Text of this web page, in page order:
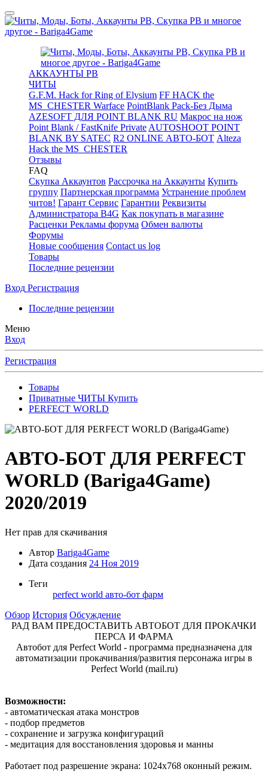
АККАУНТЫ PB
ЧИТЫ
G.F.M. Hack for Ring of Elysium FF HACK the
MS_CHESTER Warface PointBlank Pack-Без Дыма
AZESOFT ДЛЯ POINT BLANK RU Макрос на нож
Point Blank / FastKnife Private AUTOSHOOT POINT
BLANK BY SATEC R2 ONLINE АВТО-БОТ Alteza
Hack the MS_CHESTER
Отзывы
FAQ
Скупка Аккаунтов Рассрочка на Аккаунты Купить
группу Партнерская программа Устранение проблем
читов! Гарант Сервис Гарантии Реквизиты
Администратора B4G Как покупать в магазине
Расценки Рекламы форума Обмен валюты
Форумы
Новые сообщения Contact us log
Товары
Последние рецензии
Вход Регистрация
Последние рецензии
Меню
Вход
Регистрация
Товары
Приватные ЧИТЫ Купить
PERFECT WORLD
АВТО-БОТ ДЛЯ PERFECT
WORLD (Bariga4Game)
2020/2019
Нет прав для скачивания
Автор Bariga4Game
Дата создания 24 Ноя 2019
Теги
perfect world авто-бот фарм
Обзор История Обсуждение
РАД ВАМ ПРЕДОСТАВИТЬ АВТОБОТ ДЛЯ ПРОКАЧКИ
ПЕРСА И ФАРМА
Автобот для Perfect World - программа предназначена для
автоматизации прокачивания/развития персонажа игры в
Perfect World (mail.ru)
Возможности:
- автоматическая атака монстров
- подбор предметов
- сохранение и загрузка конфигураций
- медитация для восстановления здоровья и манны
Работает под разрешение экрана: 1024х768 оконный режим.